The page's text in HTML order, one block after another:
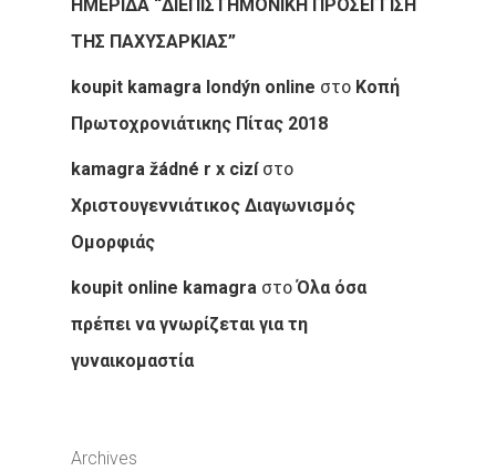
ΗΜΕΡΙΔΑ “ΔΙΕΠΙΣΤΗΜΟΝΙΚΗ ΠΡΟΣΕΓΓΙΣΗ
ΤΗΣ ΠΑΧΥΣΑΡΚΙΑΣ”
koupit kamagra londýn online στο Κοπή
Πρωτοχρονιάτικης Πίτας 2018
kamagra žádné r x cizíστο
Χριστουγεννιάτικος Διαγωνισμός
Ομορφιάς
koupit online kamagra στοΌλα όσα
πρέπει να γνωρίζεται για τη
γυναικομαστία
Archives